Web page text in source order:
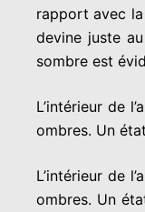
rapport avec
devine juste
sombre est
L’intérieur de
ombres. Un
L’intérieur de
ombres. Un